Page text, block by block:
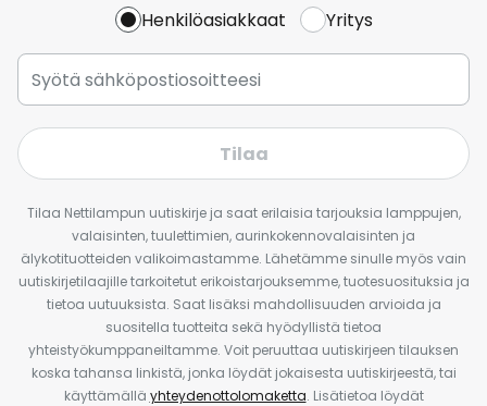
Henkilöasiakkaat Yritys
Tilaa
Tilaa Nettilampun uutiskirje ja saat erilaisia tarjouksia lamppujen,
valaisinten, tuulettimien, aurinkokennovalaisinten ja
älykotituotteiden valikoimastamme. Lähetämme sinulle myös vain
uutiskirjetilaajille tarkoitetut erikoistarjouksemme, tuotesuosituksia ja
tietoa uutuuksista. Saat lisäksi mahdollisuuden arvioida ja
suositella tuotteita sekä hyödyllistä tietoa
yhteistyökumppaneiltamme. Voit peruuttaa uutiskirjeen tilauksen
koska tahansa linkistä, jonka löydät jokaisesta uutiskirjeestä, tai
käyttämällä yhteydenottolomaketta. Lisätietoa löydät